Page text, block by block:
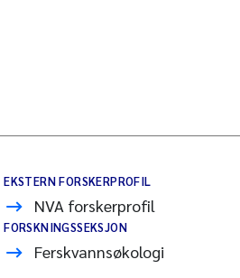
EKSTERN FORSKERPROFIL
NVA forskerprofil
FORSKNINGSSEKSJON
Ferskvannsøkologi